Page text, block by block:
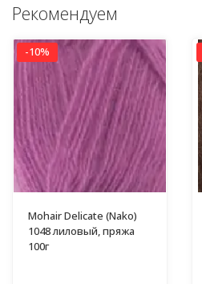
Рекомендуем
-10%
Mohair Delicate (Nako)
1048 лиловый, пряжа
100г